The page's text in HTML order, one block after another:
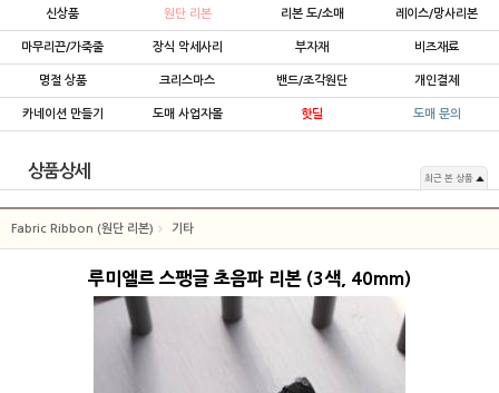
신상품 원단 리본 리본 도/소매 레이스/망사리본
마무리끈/가죽줄 장식 악세사리 부자재 비즈재료
명절 상품 크리스마스 밴드/조각원단 개인결제
카네이션 만들기 도매 사업자몰 핫딜 도매 문의
상품상세
Fabric Ribbon (원단 리본) 기타
최근 본 상품
루미엘르 스팽글 초음파 리본 (3색, 40mm)